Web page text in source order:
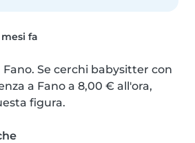
mesi fa
Fano. Se cerchi babysitter con
a Fano a 8,00 € all'ora,
figura.